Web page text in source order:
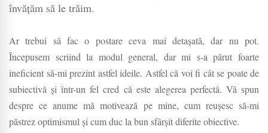
să
te
inspire
învățăm să le trăim.
Ar trebui să fac o postare ceva mai detașată, dar nu pot.
Începusem scriind la modul general, dar mi s-a părut foarte
ineficient să-mi prezint astfel ideile. Astfel că voi fi cât se poate de
subiectivă și într-un fel cred că este alegerea perfectă. Vă spun
despre ce anume mă motivează pe mine, cum reușesc să-mi
păstrez optimismul și cum duc la bun sfârșit diferite obiective.